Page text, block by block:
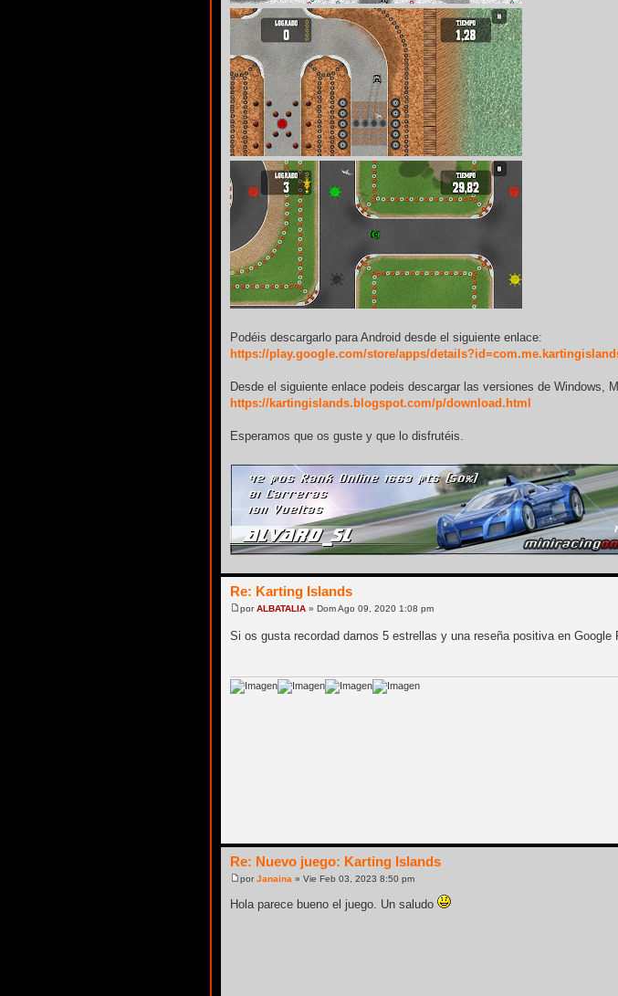
Podéis descargarlo para Android desde el siguiente enlace:
https://play.google.com/store/apps/
Desde el siguiente enlace podeis descargar las versiones de Windows,
https://kartingislands.blogspot.com/p/download.html
Esperamos que os guste y que lo disfrutéis.
Re: Karting Islands
porALBATALIA » Dom Ago 09, 2020 1:08 pm
Si os gusta recordad darnos 5 estrellas y una reseña positiva en Google
Re: Nuevo juego: Karting Islands
por Janaina » Vie Feb 03, 2023 8:50 pm
Hola parece bueno el juego. Un saludo